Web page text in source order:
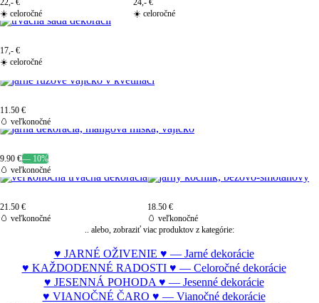
22,- €
☀️ celoročné
24,- €
☀️ celoročné
17,- €
☀️ celoročné
11.50 €
🥚 veľkonočné
9.90 €— 10%
🥚 veľkonočné
21.50 €
🥚 veľkonočné
18.50 €
🥚 veľkonočné
.. alebo, zobraziť viac produktov z kategórie:
♥ JARNÉ OŽIVENIE ♥ — Jarné dekorácie
♥ KAŽDODENNÉ RADOSTI ♥ — Celoročné dekorácie
♥ JESENNÁ POHODA ♥ — Jesenné dekorácie
♥ VIANOČNÉ ČARO ♥ — Vianočné dekorácie